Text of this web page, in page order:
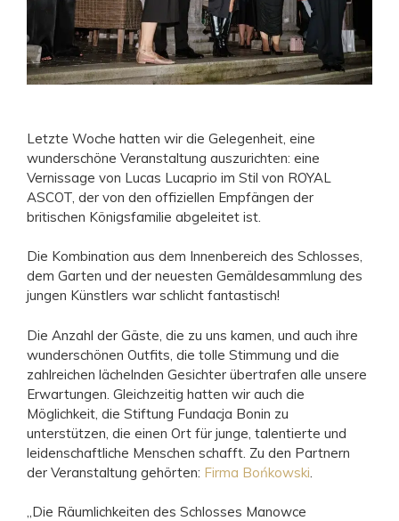
Letzte Woche hatten wir die Gelegenheit, eine
wunderschöne Veranstaltung auszurichten: eine
Vernissage von Lucas Lucaprio im Stil von ROYAL
ASCOT, der von den offiziellen Empfängen der
britischen Königsfamilie abgeleitet ist.
Die Kombination aus dem Innenbereich des Schlosses,
dem Garten und der neuesten Gemäldesammlung des
jungen Künstlers war schlicht fantastisch!
Die Anzahl der Gäste, die zu uns kamen, und auch ihre
wunderschönen Outfits, die tolle Stimmung und die
zahlreichen lächelnden Gesichter übertrafen alle unsere
Erwartungen. Gleichzeitig hatten wir auch die
Möglichkeit, die Stiftung Fundacja Bonin zu
unterstützen, die einen Ort für junge, talentierte und
leidenschaftliche Menschen schafft. Zu den Partnern
der Veranstaltung gehörten: Firma Bońkowski
„Die Räumlichkeiten des Schlosses Manowce